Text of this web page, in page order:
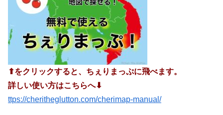
⬆︎をクリックすると、ちぇりまっぷに飛べます。
詳しい使い方はこちらへ⬇︎
ttps://cheritheglutton.com/cherimap-manual/